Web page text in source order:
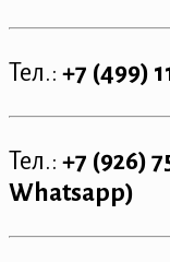
Тел.: +7 (499)
Тел.: +7 (926)
Whatsapp)